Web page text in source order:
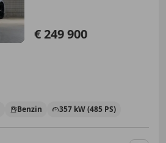
€ 249 900
Benzin 357 kW (485 PS)